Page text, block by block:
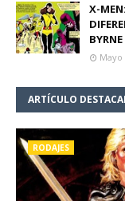
X-
BYRNE
Mayo
ARTÍCULO
RODAJES